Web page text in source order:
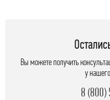
Вы можете получить
у
8